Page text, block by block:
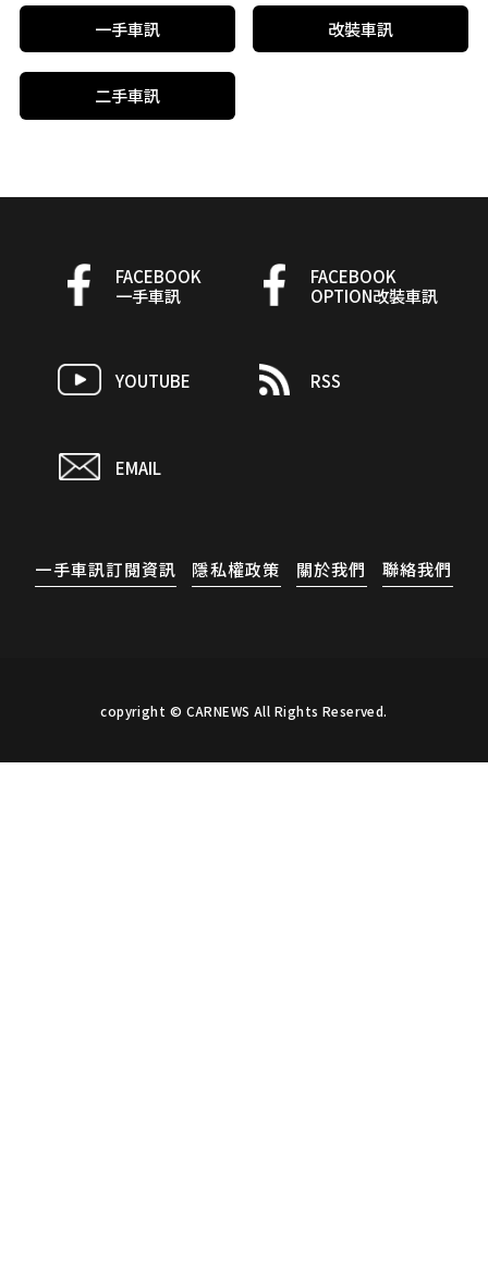
一手車訊 改裝車訊
二手車訊
FACEBOOK
一手車訊
FACEBOOK
OPTION改裝車訊
YOUTUBE RSS
EMAIL
一手車訊訂閱資訊 隱私權政策 關於我們 聯絡我們
copyright © CARNEWS All Rights Reserved.